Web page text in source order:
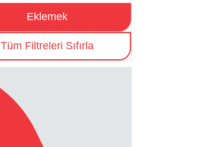
Eklemek
Tüm Filtreleri Sıfırla